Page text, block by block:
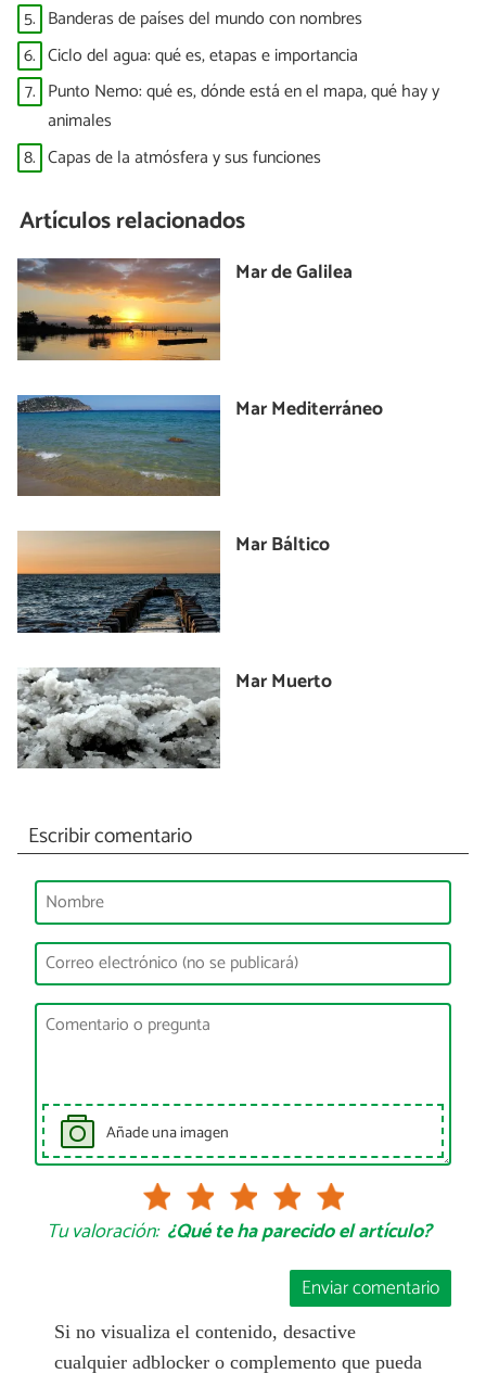
5. Banderas de países del mundo con nombres
6. Ciclo del agua: qué es, etapas e importancia
7. Punto Nemo: qué es, dónde está en el mapa, qué hay y
animales
8. Capas de la atmósfera y sus funciones
Artículos relacionados
Mar de Galilea
Mar Mediterráneo
Mar Báltico
Mar Muerto
Escribir comentario
Añade una imagen
Tu valoración: ¿Qué te ha parecido el artículo?
Enviar comentario
Si no visualiza el contenido, desactive
cualquier adblocker o complemento que pueda